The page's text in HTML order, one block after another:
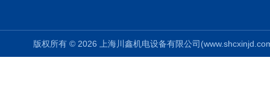
版权所有 © 2026 上海川鑫机电设备有限公司